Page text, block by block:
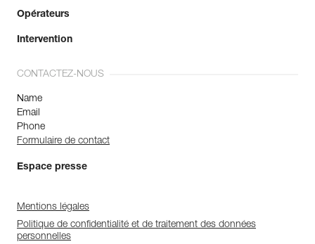
Opérateurs
Intervention
CONTACTEZ-NOUS
Name
Email
Phone
Formulaire de contact
Espace presse
Mentions légales
Politique de confidentialité et de traitement des données
personnelles